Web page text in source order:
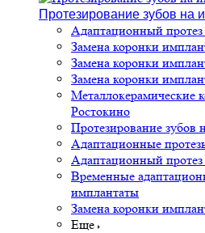
Протезирование зубов на
Адаптационный
Замена коронки
Замена коронки
Замена коронки
Металлокерамические
Ростокино
Протезирование зубов
Адаптационные
Адаптационный
Временные
имплантаты
Замена коронки
Еще